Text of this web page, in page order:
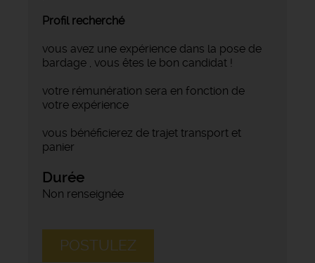
Profil recherché
vous avez une expérience dans la pose de
bardage , vous êtes le bon candidat !
votre rémunération sera en fonction de
votre expérience
vous bénéficierez de trajet transport et
panier
Durée
Non renseignée
POSTULEZ